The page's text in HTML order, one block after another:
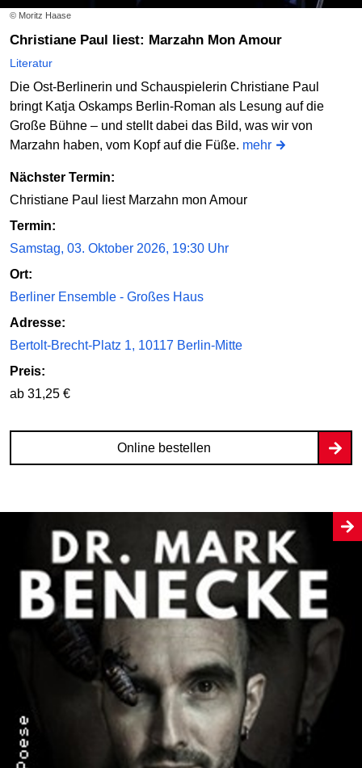
© Moritz Haase
Christiane Paul liest: Marzahn Mon Amour
Literatur
Die Ost-Berlinerin und Schauspielerin Christiane Paul
bringt Katja Oskamps Berlin-Roman als Lesung auf die
Große Bühne – und stellt dabei das Bild, was wir von
Marzahn haben, vom Kopf auf die Füße. mehr
Nächster Termin:
Christiane Paul liest Marzahn mon Amour
Termin:
Samstag, 03. Oktober 2026, 19:30 Uhr
Ort:
Berliner Ensemble - Großes Haus
Adresse:
Bertolt-Brecht-Platz 1, 10117 Berlin-Mitte
Preis:
ab 31,25 €
Online bestellen